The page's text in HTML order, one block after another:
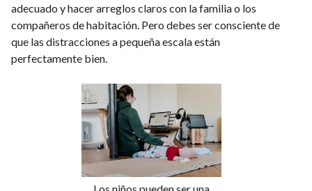
adecuado y hacer arreglos claros con la familia o los
compañeros de habitación. Pero debes ser consciente de
que las distracciones a pequeña escala están
perfectamente bien.